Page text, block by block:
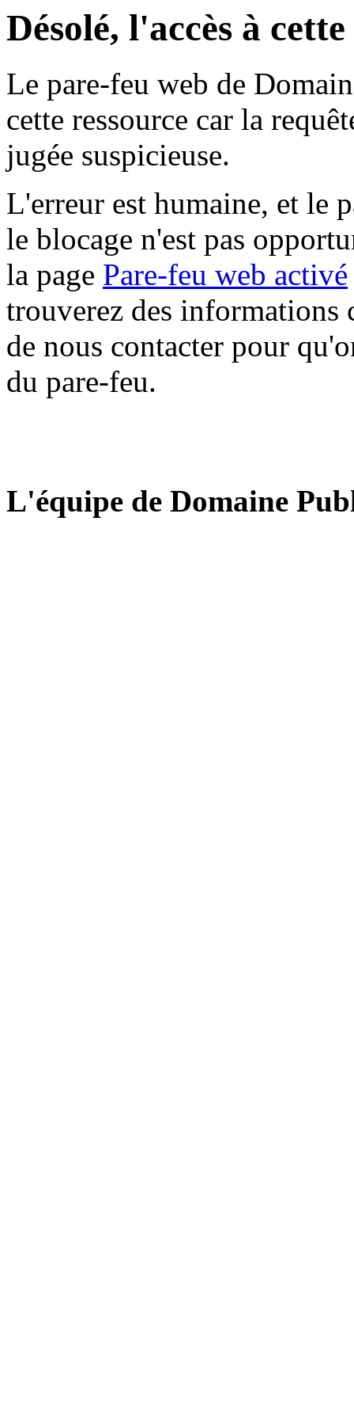
Désolé, l'accès à
Le pare-feu web de
cette ressource car la
jugée suspicieuse.
L'erreur est humaine, et le
le blocage n'est pas
la page Pare-feu web activé
trouverez des informations
de nous contacter pour
du pare-feu.
L'équipe de Domaine